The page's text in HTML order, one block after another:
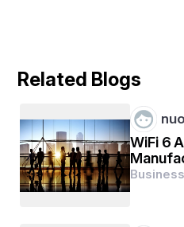
ଗୋଷ୍ଠୀରେ ବିଭାଜନ କରିଛି
ସମୟ ଧରି ସାମାଜିକ
ରାଜନୈତିକ ଶକ୍ତି ଉପରେ
ଲୋକମାନଙ୍କୁ ଚାରିଟି
ବିଭକ୍ତ କରାଯାଇଥିଲା |  ଏହି
ସାମାଜିକ ସ୍ଥିତି, ବୃତ୍ତି, ଏବଂ
Related Blogs
WiFi 6
2026
Business